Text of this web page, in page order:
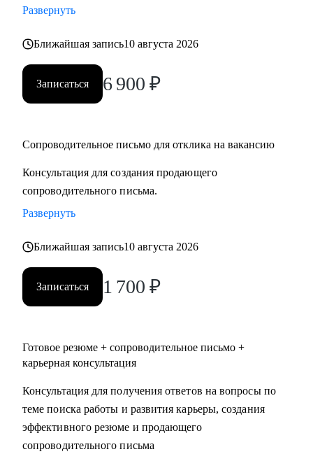
• смена профессии и рекомендации по каналам поиска
письма
• выход на рынок труда после длительного перерыва, после
череды отказов
• первая работа у молодых специалистов, когда опыта
• выбор среди нескольких вариантов развития карьеры
Кому могу помочь:
Как молодым специалистам, так и руководителям в сферах:
• образование
• психология
• бьюти-индустрия (индустрия красоты)
• HR ( управление персоналом)
• продажи
• спорт
• туризм
Развернуть
Ближайшая запись10 августа 2026
Записаться 6 900 ₽
Сопроводительное письмо для отклика на вакансию
Консультация для создания продающего
сопроводительного письма.
Развернуть
Ближайшая запись10 августа 2026
Записаться 1 700 ₽
Готовое резюме + сопроводительное письмо +
карьерная консультация
Консультация для получения ответов на вопросы по
теме поиска работы и развития карьеры, создания
эффективного резюме и продающего
сопроводительного письма